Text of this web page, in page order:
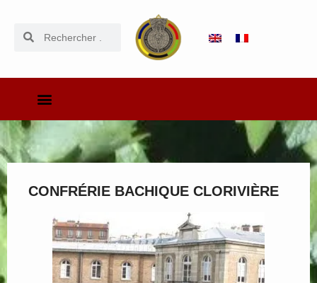
CONFRÉRIE BACHIQUE CLORIVIÈRE